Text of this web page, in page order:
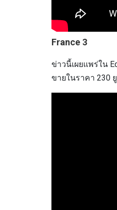
France 3
ข่าวนี้เผยแพร่ใน
ขายในราคา 230